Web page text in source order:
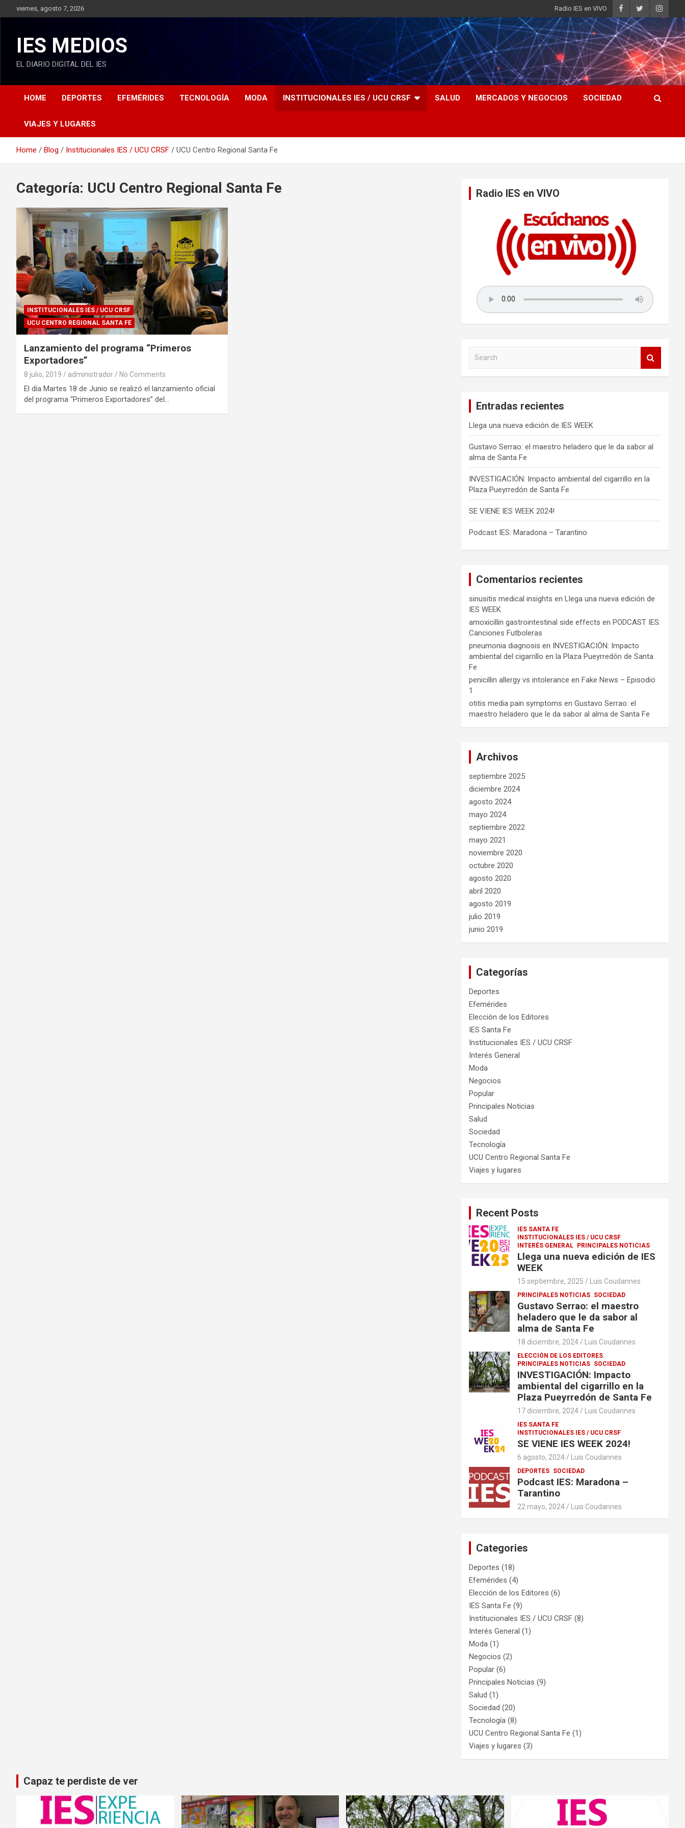
k
viernes, agosto 7, 2026 Radio IES en VIVO
IES MEDIOS
EL DIARIO DIGITAL DEL IES
HOME DEPORTES EFEMÉRIDES TECNOLOGÍA MODA INSTITUCIONALES IES / UCU CRSF SALUD MERCADOS Y NEGOCIOS SOCIEDAD
VIAJES Y LUGARES
Home Blog Institucionales IES / UCU CRSF UCU Centro Regional Santa Fe
Categoría: UCU Centro Regional Santa Fe
INSTITUCIONALES IES / UCU CRSF
UCU CENTRO REGIONAL SANTA FE
Lanzamiento del programa “Primeros
Exportadores”
8 julio, 2019 administrador No Comments
El día Martes 18 de Junio se realizó el lanzamiento oficial
del programa “Primeros Exportadores” del…
Radio IES en VIVO
Entradas recientes
Llega una nueva edición de IES WEEK
Gustavo Serrao: el maestro heladero que le da sabor al
alma de Santa Fe
INVESTIGACIÓN: Impacto ambiental del cigarrillo en la
Plaza Pueyrredón de Santa Fe
SE VIENE IES WEEK 2024!
Podcast IES: Maradona – Tarantino
Comentarios recientes
sinusitis medical insights enLlega una nueva edición de
IES WEEK
amoxicillin gastrointestinal side effects enPODCAST IES:
Canciones Futboleras
pneumonia diagnosis en INVESTIGACIÓN: Impacto
ambiental del cigarrillo en la Plaza Pueyrredón de Santa
Fe
penicillin allergy vs intolerance enFake News – Episodio
1
otitis media pain symptoms enGustavo Serrao: el
maestro heladero que le da sabor al alma de Santa Fe
Archivos
septiembre 2025
diciembre 2024
agosto 2024
mayo 2024
septiembre 2022
mayo 2021
noviembre 2020
octubre 2020
agosto 2020
abril 2020
agosto 2019
julio 2019
junio 2019
Categorías
Deportes
Efemérides
Elección de los Editores
IES Santa Fe
Institucionales IES / UCU CRSF
Interés General
Moda
Negocios
Popular
Principales Noticias
Salud
Sociedad
Tecnología
UCU Centro Regional Santa Fe
Viajes y lugares
Recent Posts
IES SANTA FE
INSTITUCIONALES IES / UCU CRSF
INTERÉS GENERAL PRINCIPALES NOTICIAS
Llega una nueva edición de IES
WEEK
15 septiembre, 2025 Luis Coudannes
PRINCIPALES NOTICIAS SOCIEDAD
Gustavo Serrao: el maestro
heladero que le da sabor al
alma de Santa Fe
18 diciembre, 2024 Luis Coudannes
ELECCIÓN DE LOS EDITORES
PRINCIPALES NOTICIAS SOCIEDAD
INVESTIGACIÓN: Impacto
ambiental del cigarrillo en la
Plaza Pueyrredón de Santa Fe
17 diciembre, 2024 Luis Coudannes
IES SANTA FE
INSTITUCIONALES IES / UCU CRSF
SE VIENE IES WEEK 2024!
6 agosto, 2024 Luis Coudannes
DEPORTES SOCIEDAD
Podcast IES: Maradona –
Tarantino
22 mayo, 2024 Luis Coudannes
Categories
Deportes (18)
Efemérides (4)
Elección de los Editores (6)
IES Santa Fe (9)
Institucionales IES / UCU CRSF (8)
Interés General (1)
Moda (1)
Negocios (2)
Popular (6)
Principales Noticias (9)
Salud (1)
Sociedad (20)
Tecnología (8)
UCU Centro Regional Santa Fe (1)
Viajes y lugares (3)
Capaz te perdiste de ver